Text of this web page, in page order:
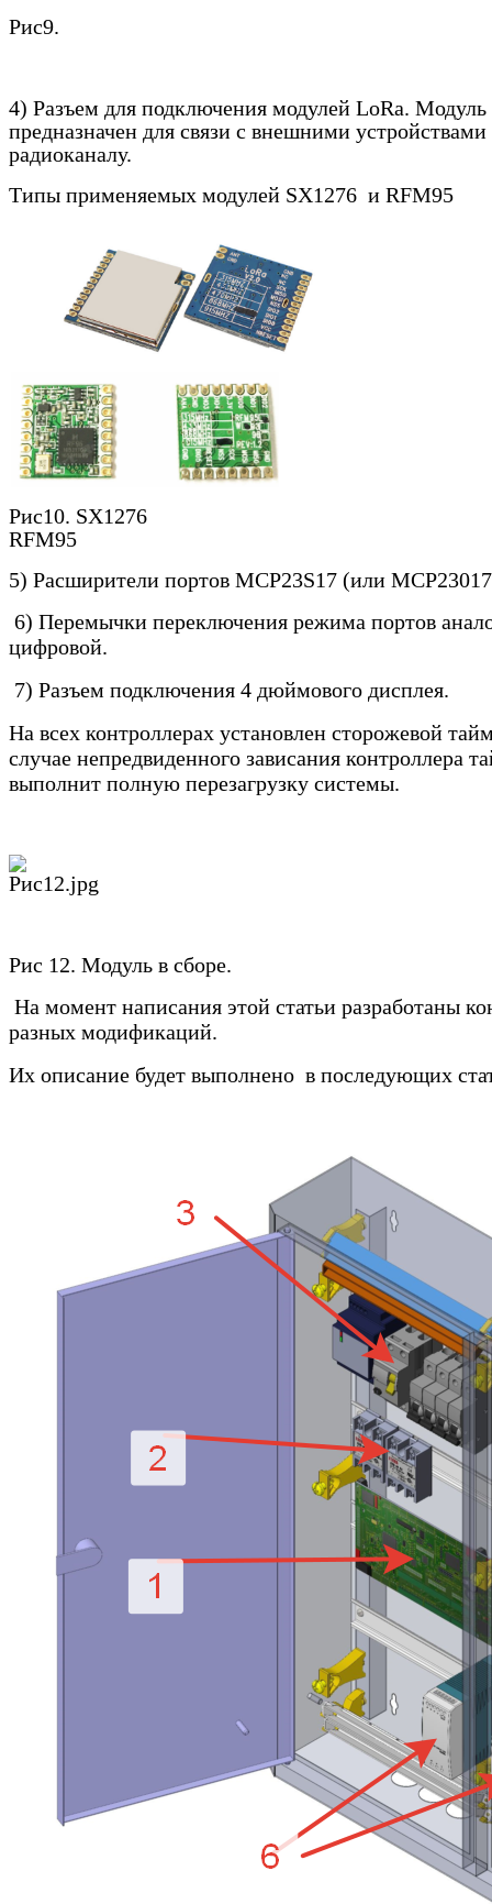
Рис9.
4) Разъем для подключения модулей LoRa. Модуль
предназначен для связи с внешними устройствами
радиоканалу.
Типы применяемых модулей SX1276 и RFM95
Рис10. SX1276
RFM95
5) Расширители портов MCP23S17 (или MCP
6) Перемычки переключения режима портов
цифровой.
7) Разъем подключения 4 дюймового дисплея.
На всех контроллерах установлен сторожевой
случае непредвиденного зависания контроллера
выполнит полную перезагрузку системы.
Рис 12. Модуль в сборе.
На момент написания этой статьи разработаны
разных модификаций.
Их описание будет выполнено в последующих